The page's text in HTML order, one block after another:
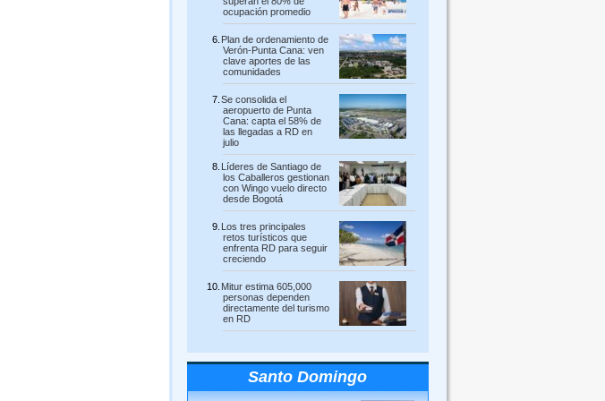
ocupación promedio
Plan de ordenamiento de
Verón-Punta Cana: ven
clave aportes de las
comunidades
Se consolida el
aeropuerto de Punta
Cana: capta el 58% de
las llegadas a RD en
julio
Líderes de Santiago de
los Caballeros gestionan
con Wingo vuelo directo
desde Bogotá
Los tres principales
retos turísticos que
enfrenta RD para seguir
creciendo
Mitur estima 605,000
personas dependen
directamente del turismo
en RD
Santo Domingo